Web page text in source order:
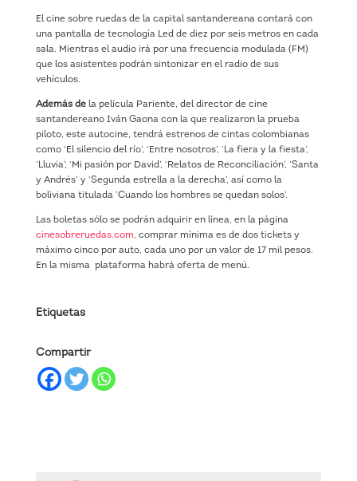
El cine sobre ruedas de la capital santandereana contará con
una pantalla de tecnología Led de diez por seis metros en cada
sala. Mientras el audio irá por una frecuencia modulada (FM)
que los asistentes podrán sintonizar en el radio de sus
vehículos.
Además dela película Pariente, del director de cine
santandereano Iván Gaona con la que realizaron la prueba
piloto, este autocine, tendrá estrenos de cintas colombianas
como ‘El silencio del río’, ‘Entre nosotros’, ‘La fiera y la fiesta’,
‘Lluvia’, ‘Mi pasión por David’, ‘Relatos de Reconciliación’, ‘Santa
y Andrés’ y ‘Segunda estrella a la derecha’, así como la
boliviana titulada ’Cuando los hombres se quedan solos’.
Las boletas sólo se podrán adquirir en línea, en la página
cinesobreruedas.com, comprar mínima es de dos tickets y
máximo cinco por auto, cada uno por un valor de 17 mil pesos.
En la misma plataforma habrá oferta de menú.
Etiquetas
Compartir